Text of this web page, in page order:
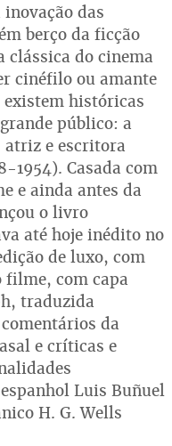
das
berço da ficção
clássica do cinema
cinéfilo ou amante
existem históricas
público: a
e escritora
1954). Casada com
e ainda antes da
o livro
até hoje inédito no
de luxo, com
filme, com capa
traduzida
da
e críticas e
Luis Buñuel
H. G. Wells